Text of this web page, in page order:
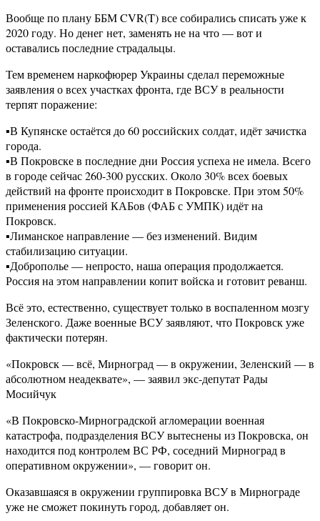
Вообще по плану ББМ CVR(T) все собирались списать уже к
2020 году. Но денег нет, заменять не на что — вот и
оставались последние страдальцы.
Тем временем наркофюрер Украины сделал переможные
заявления о всех участках фронта, где ВСУ в реальности
терпят поражение:
▪️В Купянске остаётся до 60 российских солдат, идёт зачистка
города.
▪️В Покровске в последние дни Россия успеха не имела. Всего
в городе сейчас 260-300 русских. Около 30% всех боевых
действий на фронте происходит в Покровске. При этом 50%
применения россией КАБов (ФАБ с УМПК) идёт на
Покровск.
▪️Лиманское направление — без изменений. Видим
стабилизацию ситуации.
▪️Доброполье — непросто, наша операция продолжается.
Россия на этом направлении копит войска и готовит реванш.
Всё это, естественно, существует только в воспаленном мозгу
Зеленского. Даже военные ВСУ заявляют, что Покровск уже
фактически потерян.
«Покровск — всё, Мирноград — в окружении, Зеленский — в
абсолютном неадеквате», — заявил экс-депутат Рады
Мосийчук
«В Покровско-Мирноградской агломерации военная
катастрофа, подразделения ВСУ вытеснены из Покровска, он
находится под контролем ВС РФ, соседний Мирноград в
оперативном окружении», — говорит он.
Оказавшаяся в окружении группировка ВСУ в Мирнограде
уже не сможет покинуть город, добавляет он.